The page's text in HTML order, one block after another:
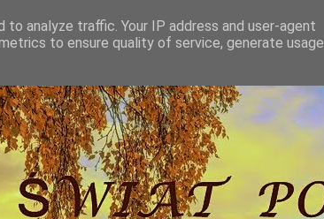
analyze traffic. Your IP address and user-agent
to ensure quality of service, generate usage